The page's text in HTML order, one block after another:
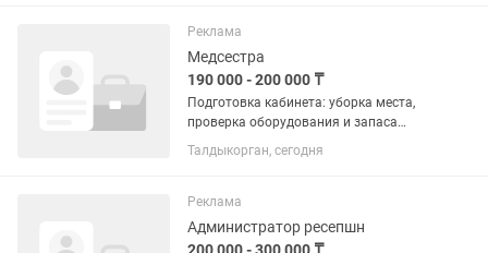
адресу Ул Шокана Уалиханова...
Реклама
Медсестра
190 000 - 200 000 ₸
Подготовка кабинета: уборка места,
проверка оборудования и запаса
лекарств. Работа в четыре руки:
помощь врачу-стоматологу во время
Стерилизация: дезинфекция и...
Талдыкорган, сегодня
Реклама
Администратор ресепшн